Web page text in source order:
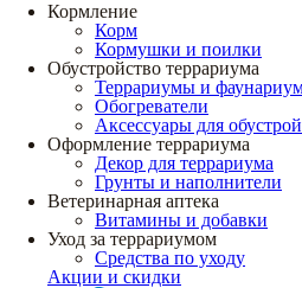
Кормление
Корм
Кормушки и поилки
Обустройство террариума
Террариумы и
Обогреватели
Аксессуары для
Оформление террариума
Декор для террариума
Грунты и наполнители
Ветеринарная аптека
Витамины и добавки
Уход за террариумом
Средства по уходу
Акции и скидки